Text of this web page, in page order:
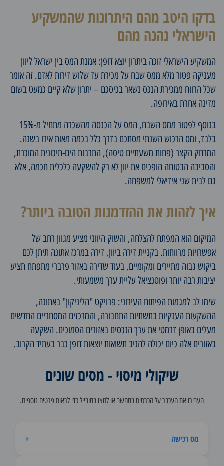
בדקו היטב מהם היתרונות שהמשקיע
הישראלי נהנה מהם
המשקיע הישראלי זוכה ביתרון יוצא דופן: אמנת המס בין ישראל ליוון
מעניקה פטור מלא ממס שבח על מכירת עד שלוש דירות לאדם. זה אומר
שכל הרווח ממכירת הנכס נשאר בכיסכם – יתרון שלא קיים כמעט בשום
מדינה אחרת באירופה.
בנוסף לפטור ממס השבח, המס על הכנסה מהשכרה מתחיל מ-15%
בלבד, ומס הרכוש השנתי מסתכם בדרך כלל בכמה מאות אירו בשנה.
המרחק הקצר (פחות משעתיים טיסה), התרבות הים-תיכונית המוכרת,
והסביבה הבטוחה הופכים את יוון לא רק להשקעה כלכלית חכמה, אלא
גם לבית שני אידיאלי למשפחה.
איך לזהות את ההזדמנות הטובה ביותר?
המיקום הוא המפתח להצלחה, והשוק היווני מציע מגוון רחב של
אפשרויות מרווחות. בקניית דירה ביוון, דירה במרכז אתונה תיתן לכם
ביקוש גבוה מתיירים ומקומיים, בעוד שדירה באזור פרברי מתפתח תציע
יציבות רבה יותר ופוטנציאל עליית ערך משמעותי.
שימו לב למגמות הפיתוח העירוני: פרויקט "הליניקון" באתונה,
ההשקעות הענקיות בתשתיות התחבורה, והמרכזים המסחריים החדשים
מעלים באופן דרמטי את ערך הנכסים באזורים הסמוכים. השקעה
באזורים אלה כיום יכולה להניב תשואות יוצאות דופן כבר בעתיד הקרוב.
שיקולי מיסוי - מסים שונים
העבירו את העכבר על הכרטיס במחשב או לחצו במובייל כדי לראות פרטים נוספים.
מס רכישה +